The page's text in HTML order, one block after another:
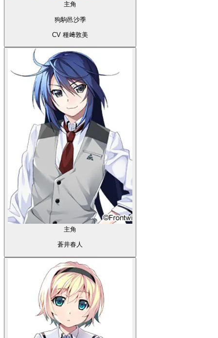
主角
狗駒邑沙季
CV 種﨑敦美
主角
蒼井春人